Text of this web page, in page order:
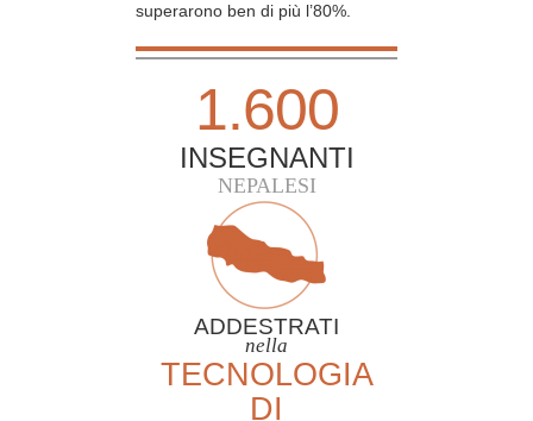
superarono ben di più l’80%.
1.600
INSEGNANTI
NEPALESI
ADDESTRATI
nella
TECNOLOGIA
DI